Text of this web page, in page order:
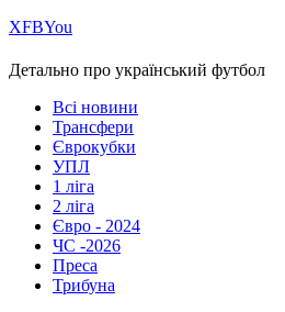
ХFBYou
Детально про український футбол
Всі новини
Трансфери
Єврокубки
УПЛ
1 ліга
2 ліга
Євро - 2024
ЧС -2026
Преса
Трибуна